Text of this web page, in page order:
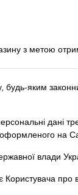
з метою
яким
дані
на
влади